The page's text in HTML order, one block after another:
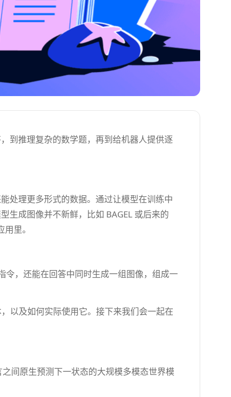
到推理复杂的数学题，再到给机器人提供逐
处理更多形式的数据。通过让模型在训练中
生成图像并不新鲜，比如 BAGEL 或后来的
里。
令，还能在回答中同时生成一组图像，组成一
以及如何实际使用它。接下来我们会一起在
间原生预测下一状态的大规模多模态世界模